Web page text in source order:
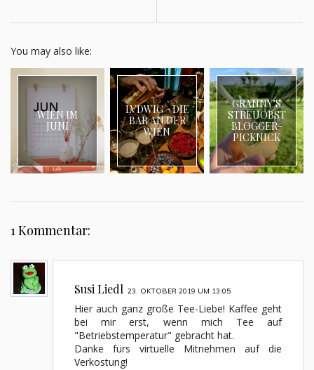
You may also like:
WIEN IM
JUNI
LVDWIG - DIE
BAR AN DER
WIEN
GRANNY’S
STREUOBST
BLOGGER-
PICKNICK
1 Kommentar:
Susi Liedl 23. OKTOBER 2019 UM 13:05
Hier auch ganz große Tee-Liebe! Kaffee geht
bei mir erst, wenn mich Tee auf
"Betriebstemperatur" gebracht hat.
Danke fürs virtuelle Mitnehmen auf die
Verkostung!